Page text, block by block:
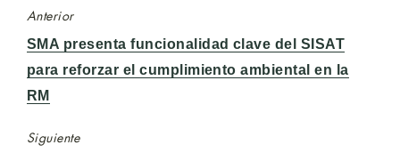
Anterior
Entrada
anterior:
SMA presenta funcionalidad clave del SISAT
para reforzar el cumplimiento ambiental en la
RM
Siguiente